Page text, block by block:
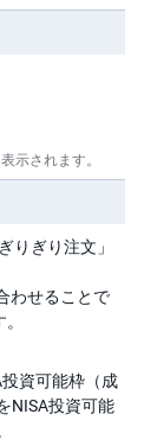
示されます。
りぎり注文」
わせることで
資可能枠（成
NISA投資可能